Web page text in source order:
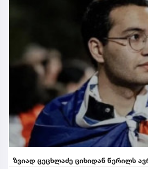
ზვიად ცეცხლაძე ციხიდან წერილს